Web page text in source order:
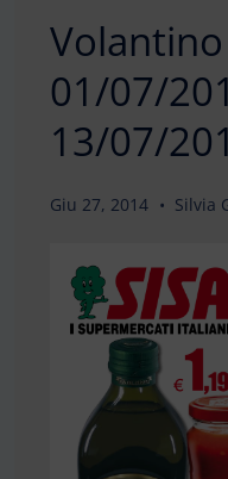
01/07/
13/07/
Giu 27, 2014 Silvia